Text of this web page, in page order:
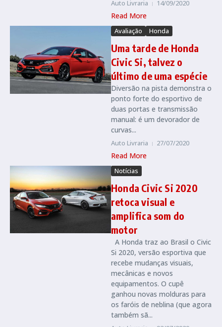
Auto Livraria 14/09/2020
Read More
Avaliação Honda
Uma tarde de Honda
Civic Si, talvez o
último de uma espécie
Diversão na pista demonstra o
ponto forte do esportivo de
duas portas e transmissão
manual: é um devorador de
curvas...
Auto Livraria 27/07/2020
Read More
Notícias
Honda Civic Si 2020
retoca visual e
amplifica som do
motor
A Honda traz ao Brasil o Civic
Si 2020, versão esportiva que
recebe mudanças visuais,
mecânicas e novos
equipamentos. O cupê
ganhou novas molduras para
os faróis de neblina (que agora
também sã...